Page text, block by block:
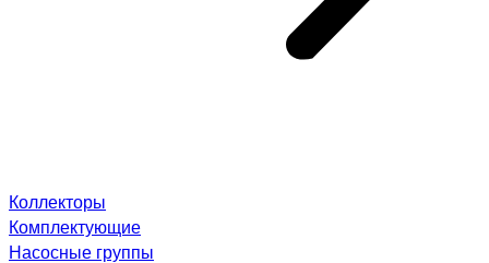
Коллекторы
Комплектующие
Насосные группы